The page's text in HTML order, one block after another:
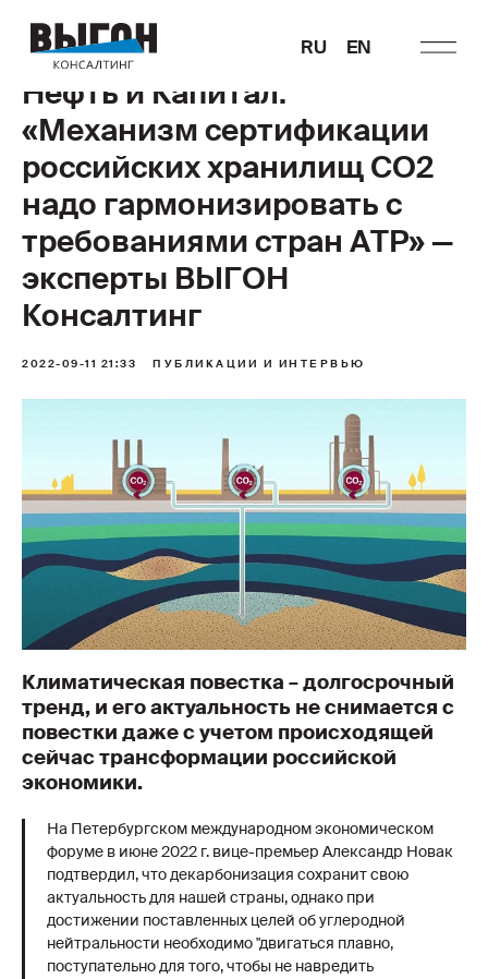
Нефть и Капитал:
«Механизм сертификации
российских хранилищ СО2
надо гармонизировать с
требованиями стран АТР» —
эксперты ВЫГОН
Консалтинг
2022-09-11 21:33 ПУБЛИКАЦИИ И ИНТЕРВЬЮ
Климатическая повестка – долгосрочный
тренд, и его актуальность не снимается с
повестки даже с учетом происходящей
сейчас трансформации российской
экономики.
На Петербургском международном экономическом
форуме в июне 2022 г. вице-премьер Александр Новак
подтвердил, что декарбонизация сохранит свою
актуальность для нашей страны, однако при
достижении поставленных целей об углеродной
нейтральности необходимо "двигаться плавно,
поступательно для того, чтобы не навредить